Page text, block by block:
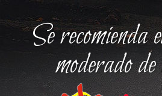
Se recomienda
moderado